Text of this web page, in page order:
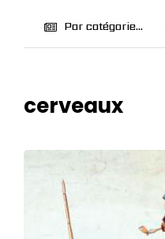
Par catégorie...
cerveaux